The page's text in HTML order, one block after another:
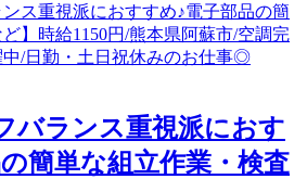
バランス重視派におす
簡単な組立作業・検査